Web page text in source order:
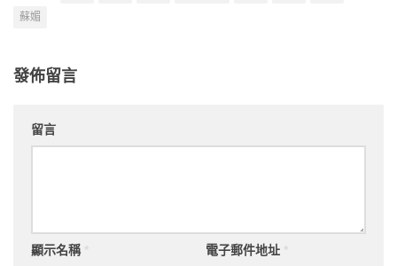
蘇媚
發佈留言
留言
顯示名稱 電子郵件地址